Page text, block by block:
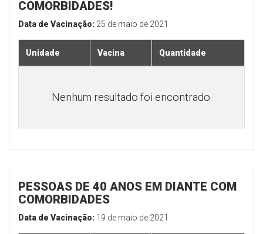
COMORBIDADES!
Data de Vacinação: 25 de maio de 2021
Unidade Vacina Quantidade
Nenhum resultado foi encontrado.
PESSOAS DE 40 ANOS EM DIANTE COM
COMORBIDADES
Data de Vacinação: 19 de maio de 2021